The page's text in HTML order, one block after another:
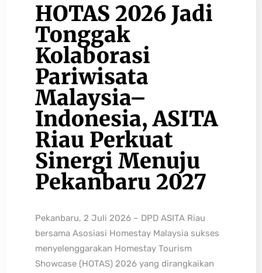
HOTAS 2026 Jadi
Tonggak
Kolaborasi
Pariwisata
Malaysia–
Indonesia, ASITA
Riau Perkuat
Sinergi Menuju
Pekanbaru 2027
Pekanbaru, 2 Juli 2026 – DPD ASITA Riau
bersama Asosiasi Homestay Malaysia sukses
menyelenggarakan Homestay Tourism
Showcase (HOTAS) 2026 yang dirangkaikan